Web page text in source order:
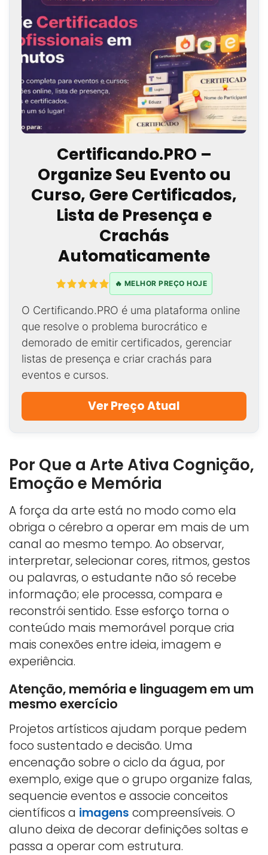
Certificando.PRO –
Organize Seu Evento ou
Curso, Gere Certificados,
Lista de Presença e
Crachás
Automaticamente
🔥 MELHOR PREÇO HOJE
O Certificando.PRO é uma plataforma online
que resolve o problema burocrático e
demorado de emitir certificados, gerenciar
listas de presença e criar crachás para
eventos e cursos.
Ver Preço Atual
Por Que a Arte Ativa Cognição,
Emoção e Memória
A força da arte está no modo como ela
obriga o cérebro a operar em mais de um
canal ao mesmo tempo. Ao observar,
interpretar, selecionar cores, ritmos, gestos
ou palavras, o estudante não só recebe
informação; ele processa, compara e
reconstrói sentido. Esse esforço torna o
conteúdo mais memorável porque cria
mais conexões entre ideia, imagem e
experiência.
Atenção, memória e linguagem em um
mesmo exercício
Projetos artísticos ajudam porque pedem
foco sustentado e decisão. Uma
encenação sobre o ciclo da água, por
exemplo, exige que o grupo organize falas,
sequencie eventos e associe conceitos
científicos a imagens compreensíveis. O
aluno deixa de decorar definições soltas e
passa a operar com estrutura.